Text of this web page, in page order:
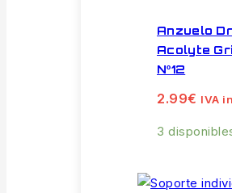
Anzuelo
Acolyte
Nº12
2.99€ IVA
3